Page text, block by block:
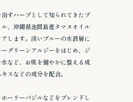
すハーブとして知られてきたブ
、沖縄県池間島産タマヌオイル
します。淡いブルーの水液層に
グリーンアルジーをはじめ、ジ
など、お肌を健やかに整える成
スなどの成分を配合。
ーリーバジルなどをブレンドし